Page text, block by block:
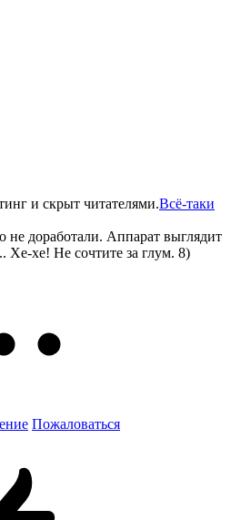
и скрыт читателями.Всё-таки
не доработали. Аппарат выглядит
Хе-хе! Не сочтите за глум. 8)
Пожаловаться